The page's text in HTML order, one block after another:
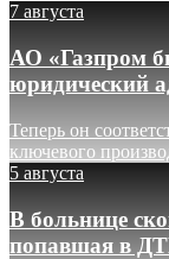
7 августа
АО «Газпром
юридический
Теперь он
ключевого
5 августа
В больнице
попавшая в